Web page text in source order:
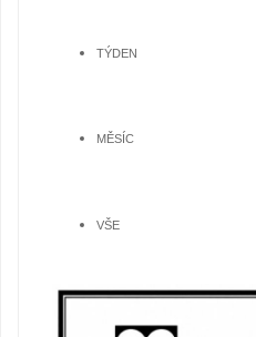
TÝDEN
MĚSÍC
VŠE